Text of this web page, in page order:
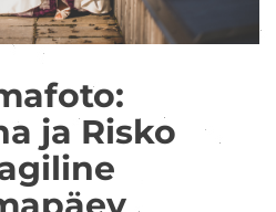
ja Risko